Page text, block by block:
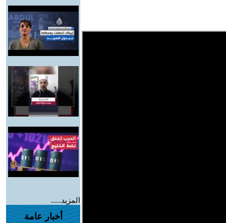
المزيد.....
أخبار عامة